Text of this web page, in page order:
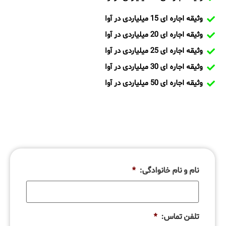
وثیقه اجاره ای 15 میلیاردی در آوا
وثیقه اجاره ای 20 میلیاردی در آوا
وثیقه اجاره ای 25 میلیاردی در آوا
وثیقه اجاره ای 30 میلیاردی در آوا
وثیقه اجاره ای 50 میلیاردی در آوا
نام و نام خانوادگی: *
تلفن تماس: *